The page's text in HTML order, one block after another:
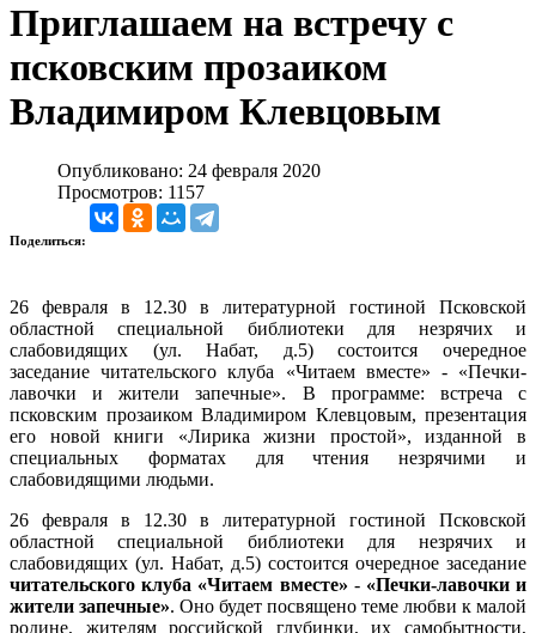
Приглашаем на встречу с
псковским прозаиком
Владимиром Клевцовым
Опубликовано: 24 февраля 2020
Просмотров: 1157
Поделиться:
26 февраля в 12.30 в литературной гостиной Псковской
областной специальной библиотеки для незрячих и
слабовидящих (ул. Набат, д.5) состоится очередное
заседание читательского клуба «Читаем вместе» - «Печки-
лавочки и жители запечные». В программе: встреча с
псковским прозаиком Владимиром Клевцовым, презентация
его новой книги «Лирика жизни простой», изданной в
специальных форматах для чтения незрячими и
слабовидящими людьми.
26 февраля в 12.30 в литературной гостиной Псковской
областной специальной библиотеки для незрячих и
слабовидящих (ул. Набат, д.5) состоится очередное заседание
читательского клуба «Читаем вместе» - «Печки-лавочки и
жители запечные». Оно будет посвящено теме любви к малой
родине, жителям российской глубинки, их самобытности,